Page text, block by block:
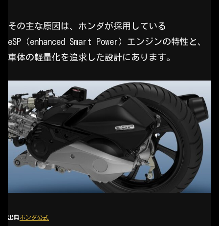
その主な原因は、ホンダが採用している
eSP（enhanced Smart Power）エンジンの特性と、
車体の軽量化を追求した設計にあります。
出典ホンダ公式